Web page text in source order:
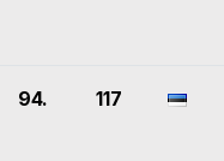
94. 117